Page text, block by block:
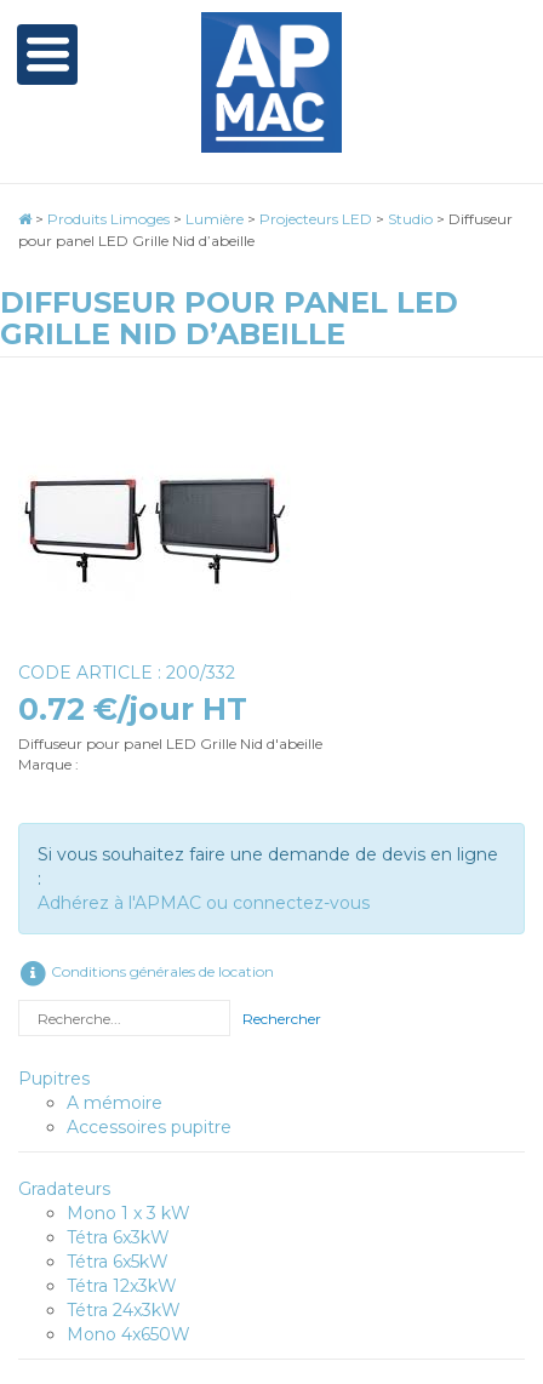
> Produits Limoges > Lumière > Projecteurs LED > Studio > Diffuseur
pour panel LED Grille Nid d’abeille
DIFFUSEUR POUR PANEL LED
GRILLE NID D’ABEILLE
CODE ARTICLE : 200/332
0.72 €/jour HT
Diffuseur pour panel LED Grille Nid d'abeille
Marque :
Si vous souhaitez faire une demande de devis en ligne
:
Adhérez à l'APMAC ou connectez-vous
Conditions générales de location
Rechercher
Pupitres
A mémoire
Accessoires pupitre
Gradateurs
Mono 1 x 3 kW
Tétra 6x3kW
Tétra 6x5kW
Tétra 12x3kW
Tétra 24x3kW
Mono 4x650W